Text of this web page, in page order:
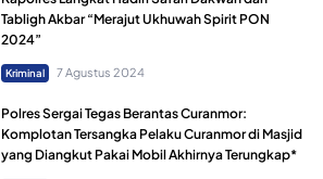
Tabligh Akbar “Merajut Ukhuwah Spirit PON
2024”
Kriminal 7 Agustus 2024
Polres Sergai Tegas Berantas Curanmor:
Komplotan Tersangka Pelaku Curanmor di Masjid
yang Diangkut Pakai Mobil Akhirnya Terungkap*